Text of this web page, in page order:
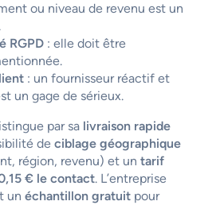
ou niveau de revenu est un
RGPD: elle doit être
: un fournisseur réactif et
un gage de sérieux.
par sa livraison rapide
de ciblage géographique
région, revenu) et un tarif
€ le contact. L’entreprise
un échantillon gratuitpour